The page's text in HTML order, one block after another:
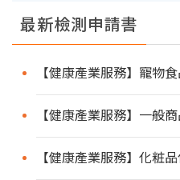
最新檢測申請書
【健康產業服務】寵物
【健康產業服務】一般
【健康產業服務】化粧